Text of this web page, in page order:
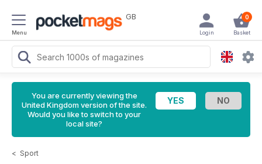
Menu
GB 0
Basket
Login
You are currently viewing the
United Kingdom version of the site.
Would you like to switch to your
local site?
< Sport